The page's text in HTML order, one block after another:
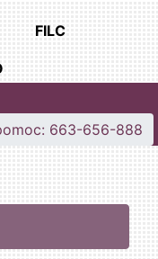
FILC
663-656-888